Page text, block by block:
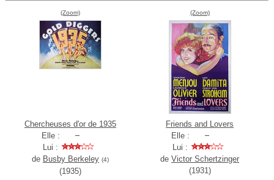
(Zoom)
Chercheuses d'or de 1935
Elle :
Lui :
de Busby Berkeley (4)
(1935)
(Zoom)
Friends and Lovers
Elle :
Lui :
deVictor Schertzinger
(1931)